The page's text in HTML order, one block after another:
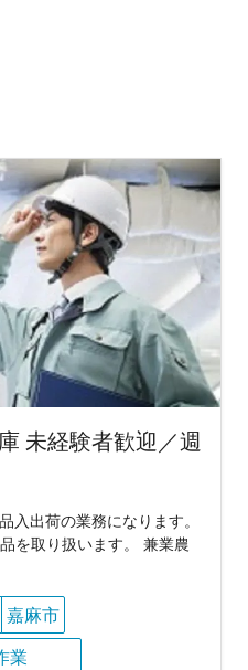
未経験者歓迎／週
入出荷の業務になります。
を取り扱います。 兼業農
嘉麻市
業